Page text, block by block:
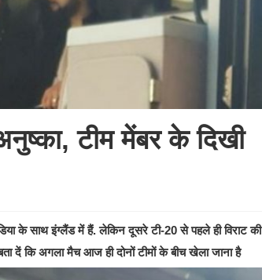
टीम मेंबर के दिखी
के साथ इंग्लैंड में हैं. लेकिन दूसरे टी-20 से पहले ही विराट की
दें कि अगला मैच आज ही दोनों टीमों के बीच खेला जाना है